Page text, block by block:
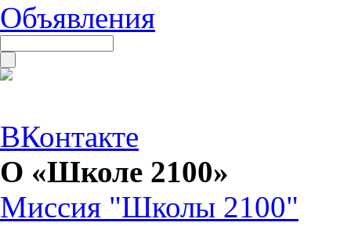
Объявления
ВКонтакте
О «Школе 2100»
Миссия "Школы 2100"